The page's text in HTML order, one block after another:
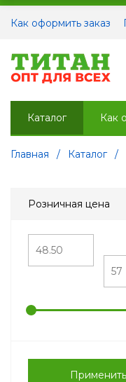
Как оформить заказ
Каталог Как
Главная / Каталог /
Розничная цена
Применить